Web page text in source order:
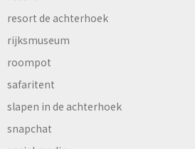
resort de achterhoek
rijksmuseum
roompot
safaritent
slapen in de achterhoek
snapchat